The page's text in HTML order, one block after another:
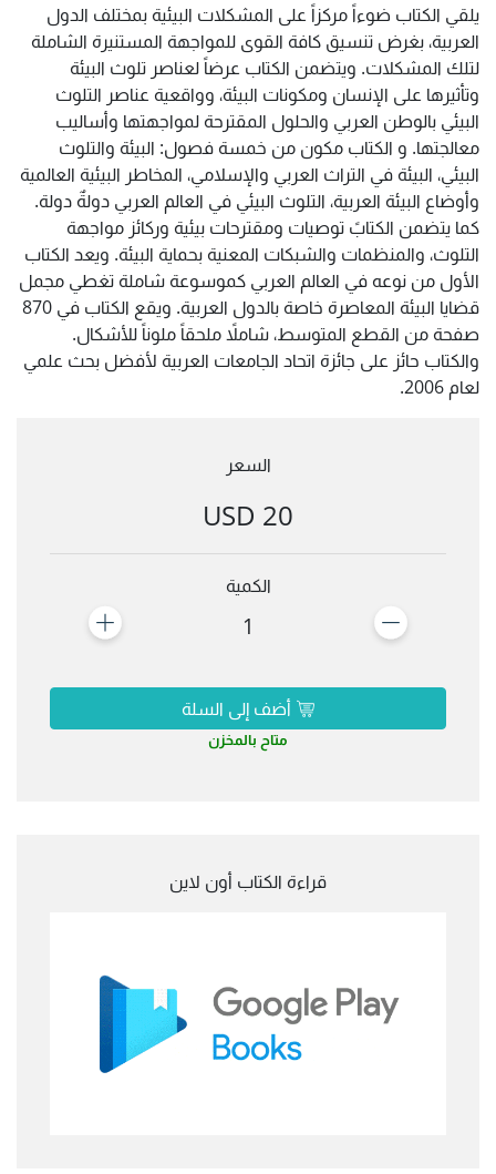
يلقي الكتاب ضوءاً مركزاً على المشكلات البيئية بمختلف الدول
العربية، بغرض تنسيق كافة القوى للمواجهة المستنيرة الشاملة
لتلك المشكلات. ويتضمن الكتاب عرضاً لعناصر تلوث البيئة
وتأثيرها على الإنسان ومكونات البيئة، وواقعية عناصر التلوث
البيئي بالوطن العربي والحلول المقترحة لمواجهتها وأساليب
معالجتها. و الكتاب مكون من خمسة فصول: البيئة والتلوث
البيئي، البيئة في التراث العربي والإسلامي، المخاطر البيئية العالمية
وأوضاع البيئة العربية، التلوث البيئي في العالم العربي دولةٌ دولة.
كما يتضمن الكتابً توصيات ومقترحات بيئية وركائز مواجهة
التلوث، والمنظمات والشبكات المعنية بحماية البيئة. ويعد الكتاب
الأول من نوعه في العالم العربي كموسوعة شاملة تغطي مجمل
قضايا البيئة المعاصرة خاصة بالدول العربية. ويقع الكتاب في 870
صفحة من القطع المتوسط، شاملاً ملحقاً ملوناً للأشكال.
والكتاب حائز على جائزة اتحاد الجامعات العربية لأفضل بحث علمي
لعام 2006.
السعر
20 USD
الكمية
1
أضف إلى السلة
متاح بالمخزن
قراءة الكتاب أون لاين